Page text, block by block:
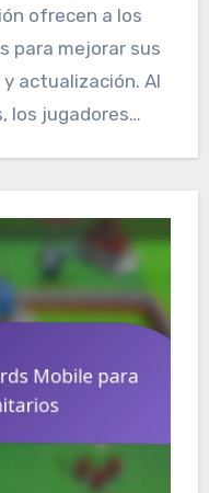
ofrecen a los
para mejorar sus
actualización. Al
los jugadores…